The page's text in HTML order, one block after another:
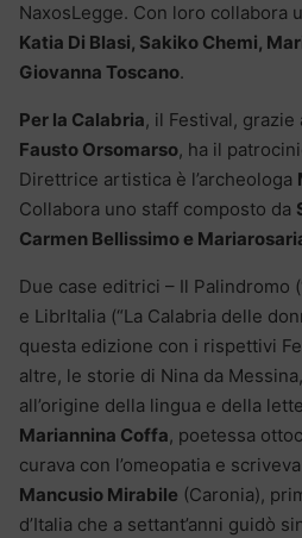
NaxosLegge. Con loro collabora
Katia Di Blasi, Sakiko Chemi,
Giovanna Toscano.
Per la Calabria, il Festival, grazie
Fausto Orsomarso, ha il
Direttrice artistica è l’archeologa
Collabora uno staff composto da
Carmen Bellissimo e
Due case editrici – Il Palindromo
e LibrItalia (“La Calabria delle
questa edizione con i rispettivi
altre, le storie di Nina da
all’origine della lingua e della
Mariannina Coffa, poetessa
curava con l’omeopatia e
Mancusio Mirabile (Caronia),
d’Italia che a settant’anni guidò